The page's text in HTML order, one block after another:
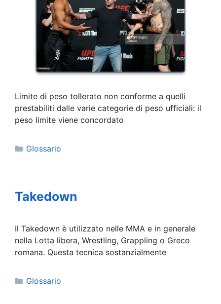
Limite di peso tollerato non conforme a quelli
prestabiliti dalle varie categorie di peso ufficiali: il
peso limite viene concordato
Categorie
Glossario
Takedown
Il Takedown è utilizzato nelle MMA e in generale
nella Lotta libera, Wrestling, Grappling o Greco
romana. Questa tecnica sostanzialmente
Categorie
Glossario